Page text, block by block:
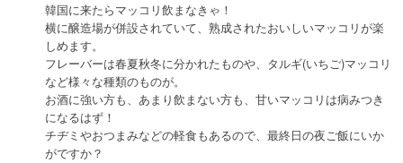
韓国に来たらマッコリ飲まなきゃ！
横に醸造場が併設されていて、熟成されたおいしいマッコリが楽
しめます。
フレーバーは春夏秋冬に分かれたものや、タルギ(いちご)マッコリ
など様々な種類のものが。
お酒に強い方も、あまり飲まない方も、甘いマッコリは病みつき
になるはず！
チヂミやおつまみなどの軽食もあるので、最終日の夜ご飯にいか
がですか？